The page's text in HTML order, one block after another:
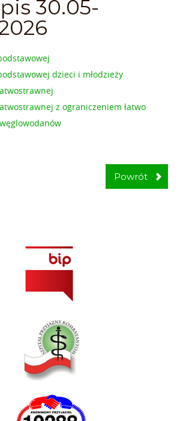
30.05-
dzieci i młodzieży
z ograniczeniem łatwo
Powrót